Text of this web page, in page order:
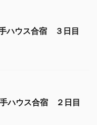
ウス合宿 ３日目
ハウス合宿 ２日目